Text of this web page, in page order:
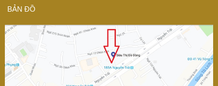
BẢN ĐỒ